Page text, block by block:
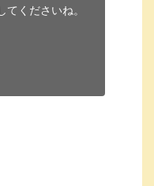
くださいね。